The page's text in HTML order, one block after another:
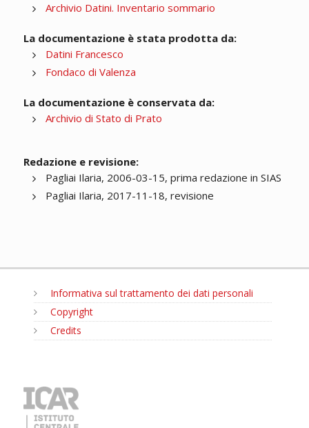
Archivio Datini. Inventario sommario
La documentazione è stata prodotta da:
Datini Francesco
Fondaco di Valenza
La documentazione è conservata da:
Archivio di Stato di Prato
Redazione e revisione:
Pagliai Ilaria, 2006-03-15, prima redazione in SIAS
Pagliai Ilaria, 2017-11-18, revisione
Informativa sul trattamento dei dati personali
Copyright
Credits